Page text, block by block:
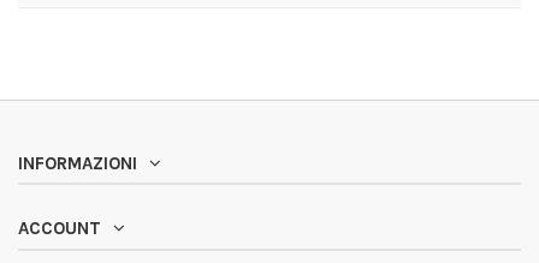
INFORMAZIONI
ACCOUNT